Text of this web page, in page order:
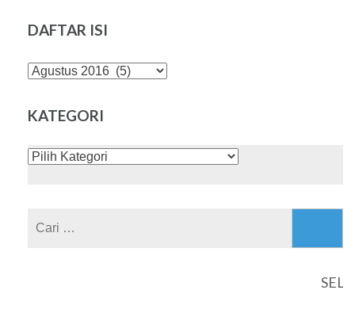
DAFTAR ISI
DAFTAR
KATEGORI
KATEGORI